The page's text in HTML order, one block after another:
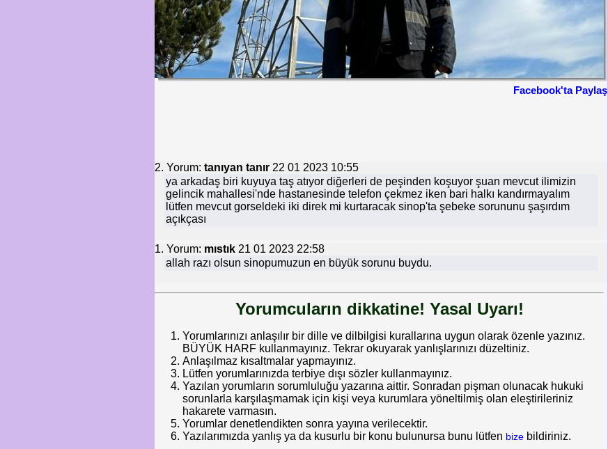
Facebook'ta Paylaş
2. Yorum: tanıyan tanır 22 01 2023 10:55
ya arkadaş biri kuyuya taş atıyor diğerleri de peşinden koşuyor şuan mevcut ilimizin
gelincik mahallesi'nde hastanesinde telefon çekmez iken bari halkı kandırmayalım
lütfen mevcut gorseldeki iki direk mi kurtaracak sinop'ta şebeke sorununu şaşırdım
açıkçası
1. Yorum: mıstık 21 01 2023 22:58
allah razı olsun sinopumuzun en büyük sorunu buydu.
Yorumcuların dikkatine! Yasal Uyarı!
Yorumlarınızı anlaşılır bir dille ve dilbilgisi kurallarına uygun olarak özenle yazınız.
BÜYÜK HARF kullanmayınız. Tekrar okuyarak yanlışlarınızı düzeltiniz.
Anlaşılmaz kısaltmalar yapmayınız.
Lütfen yorumlarınızda terbiye dışı sözler kullanmayınız.
Yazılan yorumların sorumluluğu yazarına aittir. Sonradan pişman olunacak hukuki
sorunlarla karşılaşmamak için kişi veya kurumlara yöneltilmiş olan eleştirileriniz
hakarete varmasın.
Yorumlar denetlendikten sonra yayına verilecektir.
Yazılarımızda yanlış ya da kusurlu bir konu bulunursa bunu lütfen bize bildiriniz.